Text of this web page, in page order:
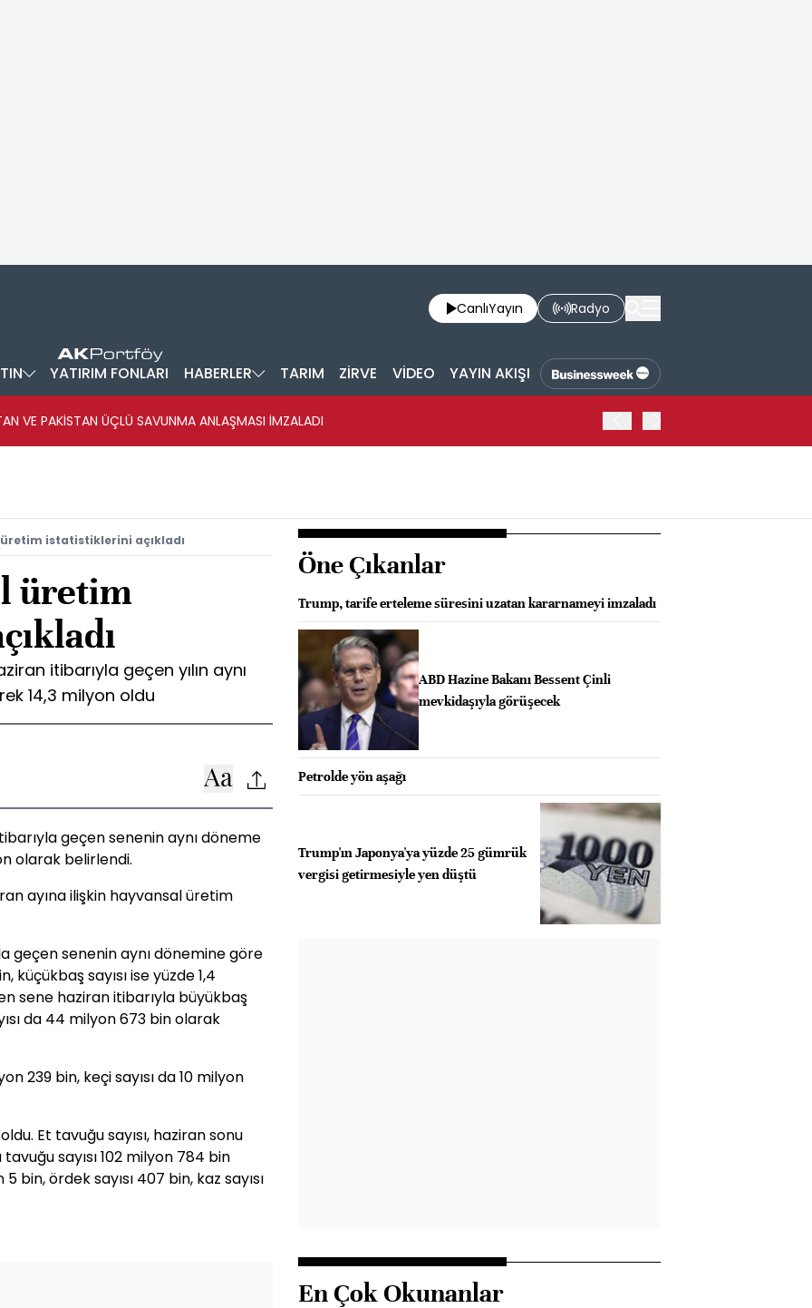
CanlıYayın Radyo
YATIRIM FONLARI HABERLER TARIM ZİRVE VİDEO YAYIN AKIŞI
VE PAKİSTAN ÜÇLÜ SAVUNMA ANLAŞMASI İMZALADI
istatistiklerini açıkladı
üretim
itibarıyla geçen yılın aynı
14,3 milyon oldu
geçen senenin aynı döneme
olarak belirlendi.
ayına ilişkin hayvansal üretim
geçen senenin aynı dönemine göre
küçükbaş sayısı ise yüzde 1,4
sene haziran itibarıyla büyükbaş
da 44 milyon 673 bin olarak
239 bin, keçi sayısı da 10 milyon
Et tavuğu sayısı, haziran sonu
sayısı 102 milyon 784 bin
bin, ördek sayısı 407 bin, kaz sayısı
Öne Çıkanlar
Trump, tarife erteleme süresini uzatan kararnameyi imzaladı
ABD Hazine Bakanı Bessent Çinli
mevkidaşıyla görüşecek
Petrolde yön aşağı
Trump'ın Japonya'ya yüzde 25 gümrük
vergisi getirmesiyle yen düştü
En Çok Okunanlar